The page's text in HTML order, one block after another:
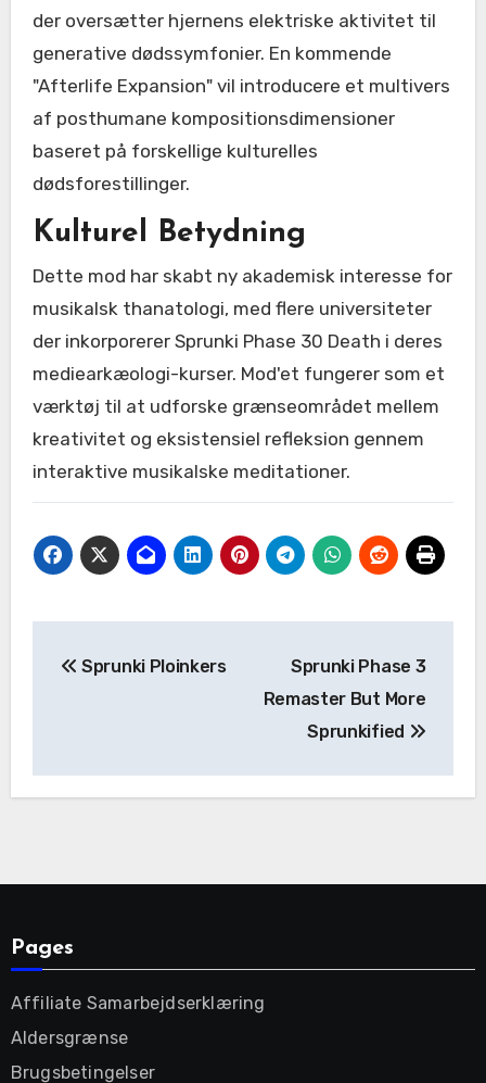
der oversætter hjernens elektriske aktivitet til
generative dødssymfonier. En kommende
"Afterlife Expansion" vil introducere et multivers
af posthumane kompositionsdimensioner
baseret på forskellige kulturelles
dødsforestillinger.
Kulturel Betydning
Dette mod har skabt ny akademisk interesse for
musikalsk thanatologi, med flere universiteter
der inkorporerer Sprunki Phase 30 Death i deres
mediearkæologi-kurser. Mod'et fungerer som et
værktøj til at udforske grænseområdet mellem
kreativitet og eksistensiel refleksion gennem
interaktive musikalske meditationer.
navigation
Sprunki Ploinkers
Sprunki Phase 3
Remaster But More
Sprunkified
Pages
Affiliate Samarbejdserklæring
Aldersgrænse
Brugsbetingelser